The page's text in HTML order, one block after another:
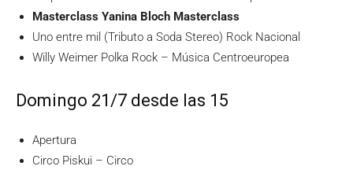
Masterclass Yanina Bloch Masterclass
Uno entre mil (Tributo a Soda Stereo) Rock Nacional
Willy Weimer Polka Rock – Música Centroeuropea
Domingo 21/7 desde las 15
Apertura
Circo Piskui – Circo